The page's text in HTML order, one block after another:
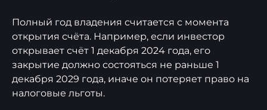
Полный год владения считается с момента
открытия счёта. Например, если инвестор
открывает счёт 1 декабря 2024 года, его
закрытие должно состояться не раньше 1
декабря 2029 года, иначе он потеряет право на
налоговые льготы.